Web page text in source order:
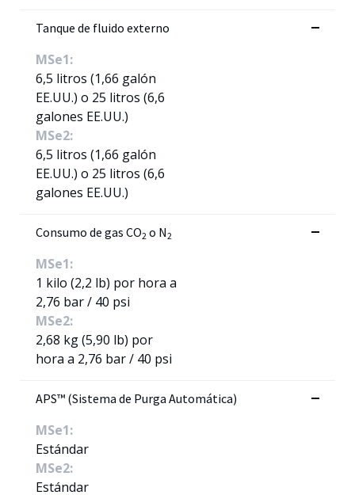
Tanque de fluido externo
MSe1:
6,5 litros (1,66 galón
EE.UU.) o 25 litros (6,6
galones EE.UU.)
MSe2:
6,5 litros (1,66 galón
EE.UU.) o 25 litros (6,6
galones EE.UU.)
Consumo de gas CO2 o N2
MSe1:
1 kilo (2,2 lb) por hora a
2,76 bar / 40 psi
MSe2:
2,68 kg (5,90 lb) por
hora a 2,76 bar / 40 psi
APS™ (Sistema de Purga Automática)
MSe1:
Estándar
MSe2:
Estándar